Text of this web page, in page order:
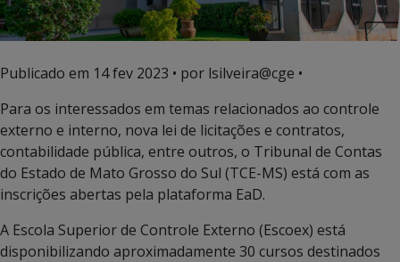
Publicado em 14 fev 2023 • por lsilveira@cge •
Para os interessados em temas relacionados ao controle
externo e interno, nova lei de licitações e contratos,
contabilidade pública, entre outros, o Tribunal de Contas
do Estado de Mato Grosso do Sul (TCE-MS) está com as
inscrições abertas pela plataforma EaD.
A Escola Superior de Controle Externo (Escoex) está
disponibilizando aproximadamente 30 cursos destinados